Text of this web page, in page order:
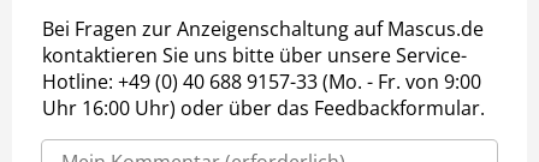
Bei Fragen zur Anzeigenschaltung auf Mascus.de
kontaktieren Sie uns bitte über unsere Service-
Hotline: +49 (0) 40 688 9157-33 (Mo. - Fr. von 9:00
Uhr 16:00 Uhr) oder über das Feedbackformular.